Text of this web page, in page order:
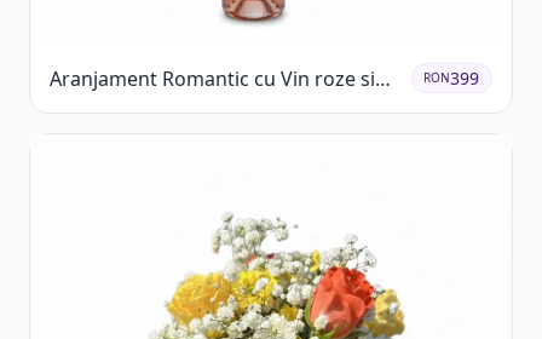
Aranjament Romantic cu Vin roze si
Flori pastel
RON399